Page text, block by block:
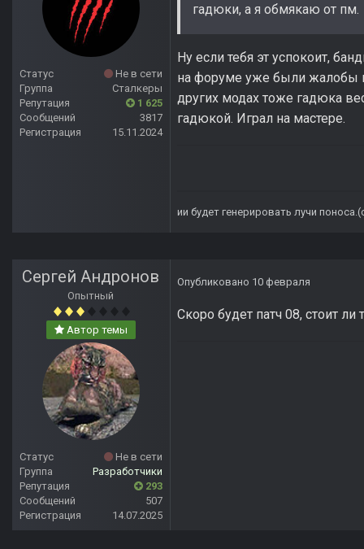
Статус
Не в сети
Группа
Сталкеры
Репутация
1 625
Сообщений
3817
Регистрация
15.11.2024
гадюки, а я обмякаю от пм.
Ну если тебя эт успокоит,
на форуме уже были жалобы
других модах тоже гадюка
гадюкой. Играл на мастере.
ии будет генерировать лучи
Сергей Андронов
Опытный
Автор темы
Статус
Не в сети
Группа
Разработчики
Репутация
293
Сообщений
507
Регистрация
14.07.2025
Опубликовано 10 февраля
Скоро будет патч 08, стоит ли